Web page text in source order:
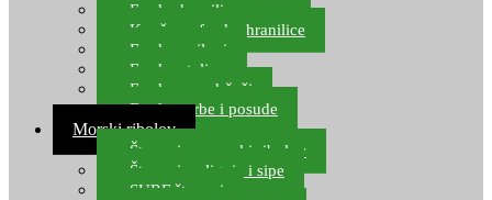
Feeder hranilice
Kopče za feeder hranilice
Feeder najloni
Feeder stolice
Feeder arm držači
Feeder torbe i posude
Morski ribolov
Štapovi za morski ribolov
Štapovi za lignje i sipe
SURF štapovi